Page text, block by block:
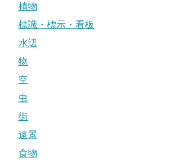
植物
標識・標示・看板
水辺
物
空
虫
街
遠景
食物